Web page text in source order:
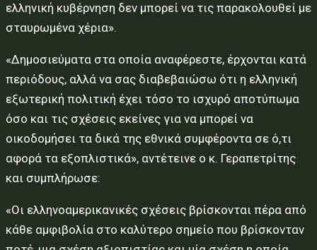
ελληνική κυβέρνηση δεν μπορεί να τις παρακολουθεί με
σταυρωμένα χέρια».
«Δημοσιεύματα στα οποία αναφέρεστε, έρχονται κατά
περιόδους, αλλά να σας διαβεβαιώσω ότι η ελληνική
εξωτερική πολιτική έχει τόσο το ισχυρό αποτύπωμα
όσο και τις σχέσεις εκείνες για να μπορεί να
οικοδομήσει τα δικά της εθνικά συμφέροντα σε ό,τι
αφορά τα εξοπλιστικά», αντέτεινε ο κ. Γεραπετρίτης
και συμπλήρωσε:
«Οι ελληνοαμερικανικές σχέσεις βρίσκονται πέρα από
κάθε αμφιβολία στο καλύτερο σημείο που βρίσκονταν